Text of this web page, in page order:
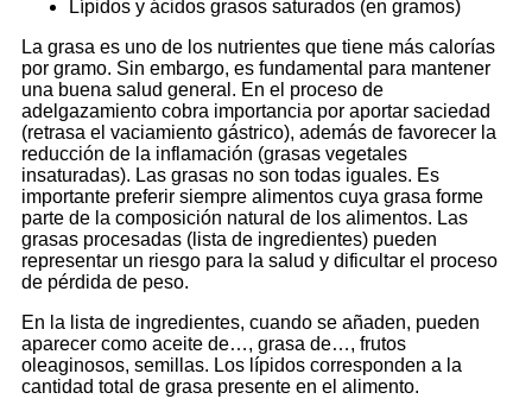
Lípidos y ácidos grasos saturados (en gramos)
La grasa es uno de los nutrientes que tiene más calorías
por gramo. Sin embargo, es fundamental para mantener
una buena salud general. En el proceso de
adelgazamiento cobra importancia por aportar saciedad
(retrasa el vaciamiento gástrico), además de favorecer la
reducción de la inflamación (grasas vegetales
insaturadas). Las grasas no son todas iguales. Es
importante preferir siempre alimentos cuya grasa forme
parte de la composición natural de los alimentos. Las
grasas procesadas (lista de ingredientes) pueden
representar un riesgo para la salud y dificultar el proceso
de pérdida de peso.
En la lista de ingredientes, cuando se añaden, pueden
aparecer como aceite de…, grasa de…, frutos
oleaginosos, semillas. Los lípidos corresponden a la
cantidad total de grasa presente en el alimento.